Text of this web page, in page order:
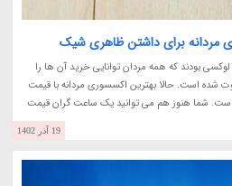
مردانه برای داشتن ظاهری شیک
بودند که همه مردان توانایی خرید آن ها را
شده است. حالا بهترین اکسسوری مردانه با قیمت
شما هنوز هم می توانید یک ساعت گران قیمت
19 آذر 1402